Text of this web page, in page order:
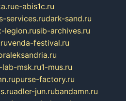
e-abis1c.ru
services.rudark-sand.ru
legion.rusib-archives.ru
venda-festival.ru
lab-msk.ru1-mus.ru
purse-factory.ru
adler-jun.rubandamn.ru